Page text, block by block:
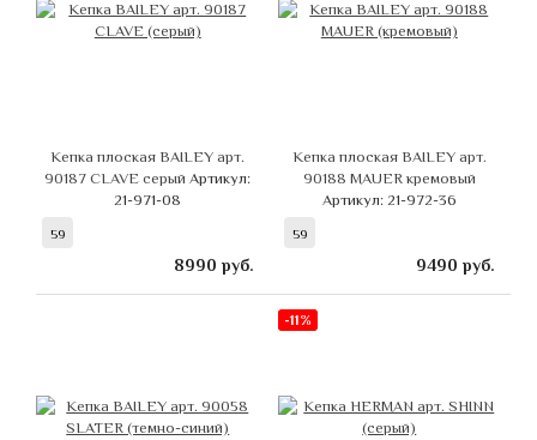
Кепка плоская BAILEY арт.
90187 CLAVE серыйАртикул:
21-971-08
59
8990 руб.
Кепка плоская BAILEY арт.
90188 MAUER кремовый
Артикул: 21-972-36
59
9490 руб.
-11%